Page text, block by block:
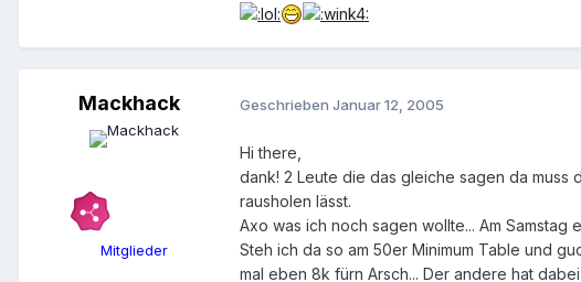
Mackhack
Mitglieder
Geschrieben Januar 12, 2005
Hi there,
dank! 2 Leute die das gleiche sagen da muss
rausholen lässt.
Axo was ich noch sagen wollte... Am Samstag
Steh ich da so am 50er Minimum Table und
mal eben 8k fürn Arsch... Der andere hat